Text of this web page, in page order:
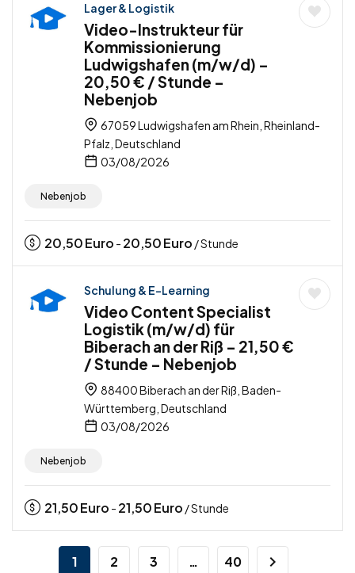
Lager & Logistik
Video-Instrukteur für
Kommissionierung
Ludwigshafen (m/w/d) –
20,50 € / Stunde –
Nebenjob
67059 Ludwigshafen am Rhein, Rheinland-
Pfalz, Deutschland
03/08/2026
Nebenjob
20,50Euro - 20,50Euro / Stunde
Schulung & E-Learning
Video Content Specialist
Logistik (m/w/d) für
Biberach an der Riß – 21,50 €
/ Stunde – Nebenjob
88400 Biberach an der Riß, Baden-
Württemberg, Deutschland
03/08/2026
Nebenjob
21,50Euro - 21,50Euro / Stunde
1 2 3 … 40